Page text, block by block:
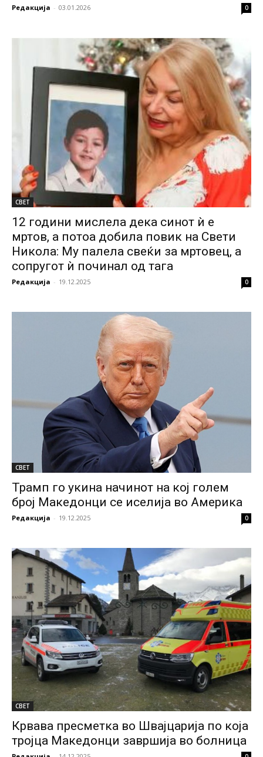
Редакција - 03.01.2026 0
СВЕТ
12 години мислела дека синот ѝ е
мртов, а потоа добила повик на Свети
Никола: Му палела свеќи за мртовец, а
сопругот ѝ починал од тага
Редакција - 19.12.2025 0
СВЕТ
Трамп го укина начинот на кој голем
број Македонци се иселија во Америка
Редакција - 19.12.2025 0
СВЕТ
Крвава пресметка во Швајцарија по која
тројца Македонци завршија во болница